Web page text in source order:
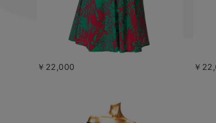
￥22,000 ￥